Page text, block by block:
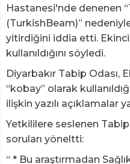
Hastanesi'nde denenen
(TurkishBeam)”
yitirdiğini iddia etti.
kullanıldığını söyledi.
Diyarbakır Tabip Odası,
“kobay” olarak
ilişkin yazılı açıklamalar
Yetkililere seslenen Tabip
soruları yöneltti:
“ * Bu araştırmadan